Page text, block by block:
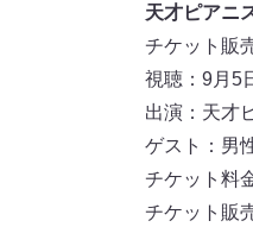
天才ピアニ
チケット販
視聴：9月5
出演：天才
ゲスト：男
チケット料
チケット販